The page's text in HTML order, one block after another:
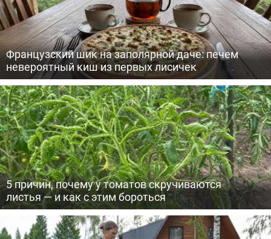
Французский шик на заполярной даче: печем
невероятный киш из первых лисичек
5 причин, почему у томатов скручиваются
листья — и как с этим бороться